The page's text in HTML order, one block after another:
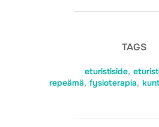
TAGS
eturistiside,
repeämä, fysioterapia,